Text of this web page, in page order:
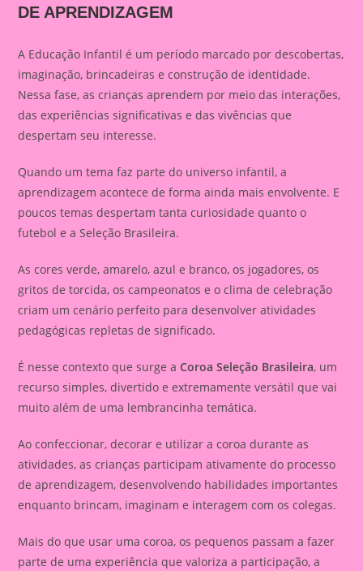
DE APRENDIZAGEM
A Educação Infantil é um período marcado por descobertas,
imaginação, brincadeiras e construção de identidade.
Nessa fase, as crianças aprendem por meio das interações,
das experiências significativas e das vivências que
despertam seu interesse.
Quando um tema faz parte do universo infantil, a
aprendizagem acontece de forma ainda mais envolvente. E
poucos temas despertam tanta curiosidade quanto o
futebol e a Seleção Brasileira.
As cores verde, amarelo, azul e branco, os jogadores, os
gritos de torcida, os campeonatos e o clima de celebração
criam um cenário perfeito para desenvolver atividades
pedagógicas repletas de significado.
É nesse contexto que surge aCoroa Seleção Brasileira, um
recurso simples, divertido e extremamente versátil que vai
muito além de uma lembrancinha temática.
Ao confeccionar, decorar e utilizar a coroa durante as
atividades, as crianças participam ativamente do processo
de aprendizagem, desenvolvendo habilidades importantes
enquanto brincam, imaginam e interagem com os colegas.
Mais do que usar uma coroa, os pequenos passam a fazer
parte de uma experiência que valoriza a participação, a